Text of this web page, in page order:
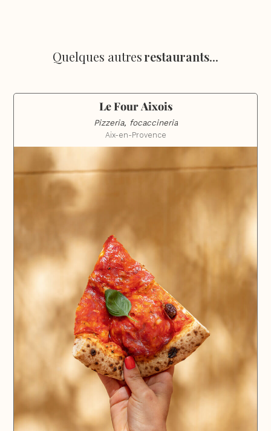
Quelques autresrestaurants...
Le Four Aixois
Pizzeria, focaccineria
Aix-en-Provence